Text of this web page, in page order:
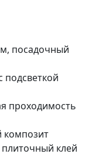
посадочный
подсветкой
проходимость
клей